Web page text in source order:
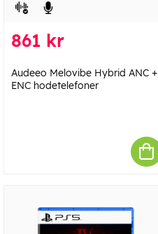
861 kr
Audeeo Melovibe Hybrid ANC +
ENC hodetelefoner